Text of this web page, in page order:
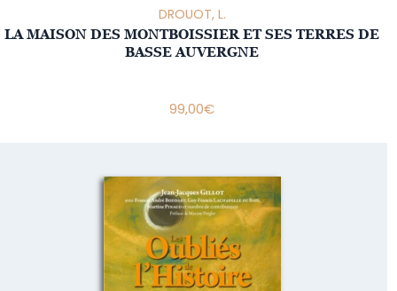
DROUOT, L.
LA MAISON DES MONTBOISSIER ET SES TERRES DE
BASSE AUVERGNE
99,00€